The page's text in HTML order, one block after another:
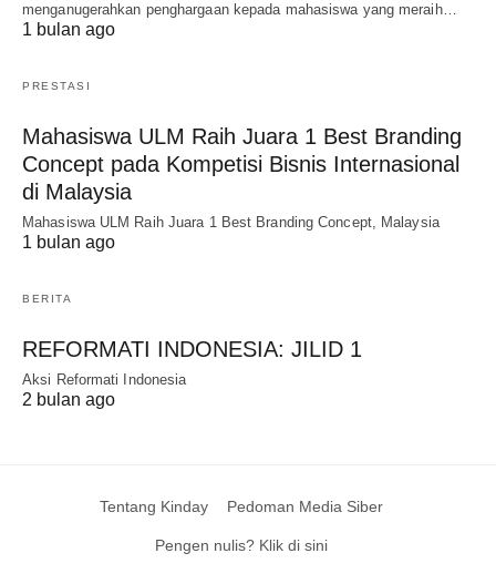
menganugerahkan penghargaan kepada mahasiswa yang meraih…
1 bulan ago
PRESTASI
Mahasiswa ULM Raih Juara 1 Best Branding
Concept pada Kompetisi Bisnis Internasional
di Malaysia
Mahasiswa ULM Raih Juara 1 Best Branding Concept, Malaysia
1 bulan ago
BERITA
REFORMATI INDONESIA: JILID 1
Aksi Reformati Indonesia
2 bulan ago
Tentang Kinday Pedoman Media Siber
Pengen nulis? Klik di sini